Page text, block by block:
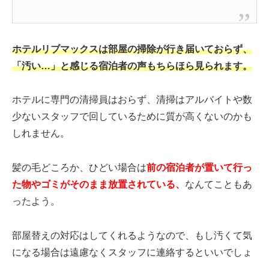
ホテルリブマックスは部屋の掃除が行き届いておらず、
「汚い…」と感じる宿泊者の声もちらほら見られます。
ホテルに専門の清掃員はおらず、清掃はアルバイトや数
少ないスタッフで回しているために質が高くないのかも
しれません。
髪の毛どころか、ひどい場合は前の宿泊者が置いて行っ
た物やゴミがそのまま放置されている、 なんてこともあ
ったよう。
部屋替えの対応はしてくれるようなので、もし汚くて気
になる場合は遠慮なくスタッフに連絡するといいでしょ